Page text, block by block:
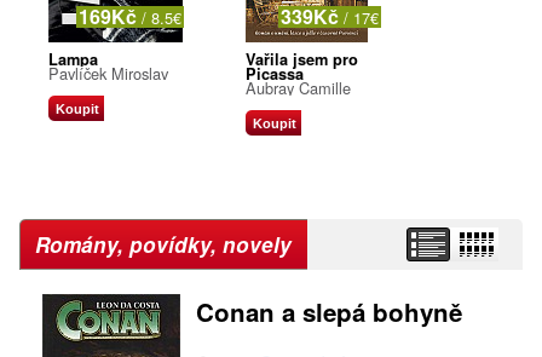
169Kč / 8.5€
Lampa
Pavlíček Miroslav
Koupit
339Kč / 17€
Vařila jsem pro
Picassa
Aubray Camille
Koupit
Romány, povídky, novely
Conan a slepá bohyně